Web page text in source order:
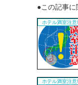
●この記事
ホテル満室注意
ホテル満室注意